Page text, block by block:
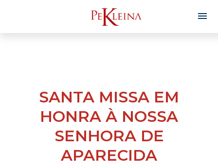
SANTA MISSA EM
HONRA À NOSSA
SENHORA DE
APARECIDA